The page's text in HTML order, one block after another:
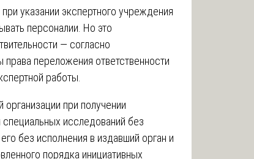
указании экспертного учреждения
персоналии. Но это
— согласно
права переложения ответственности
работы.
при получении
исследований без
без исполнения в издавший орган и
порядка инициативных